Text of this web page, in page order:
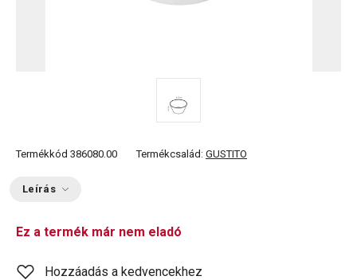
Termékkód 386080.00 Termékcsalád: GUSTITO
Leírás
Ez a termék már nem eladó
Hozzáadás a kedvencekhez